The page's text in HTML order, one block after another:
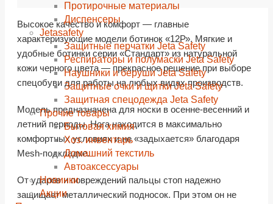
Протирочные материалы
Диспенсеры
Jetasafety
Защитные перчатки Jeta Safety
Респираторы и полумаски Jeta Safety
Наушники и беруши Jeta Safety
Защитные очки и щитки Jeta Safety
Защитная спецодежда Jeta Safety
Прочие товары
Бытовая химия
Хоз. инвентарь
Домашний текстиль
Автоаксессуары
Новинки
Акции
Высокое качество и комфорт — главные
характеризующие модели ботинок «12Р». Мягкие и
удобные ботинки серии «Стандарт» из натуральной
кожи черного цвета — прекрасное решение при выборе
спецобуви для работы на любых видах производств.
Модель предназначена для носки в осенне-весенний и
летний периоды. Нога находится в максимально
комфортных условиях и не «задыхается» благодаря
Mesh-подкладке.
От ударов и повреждений пальцы стоп надежно
защищает металлический подносок. При этом он не